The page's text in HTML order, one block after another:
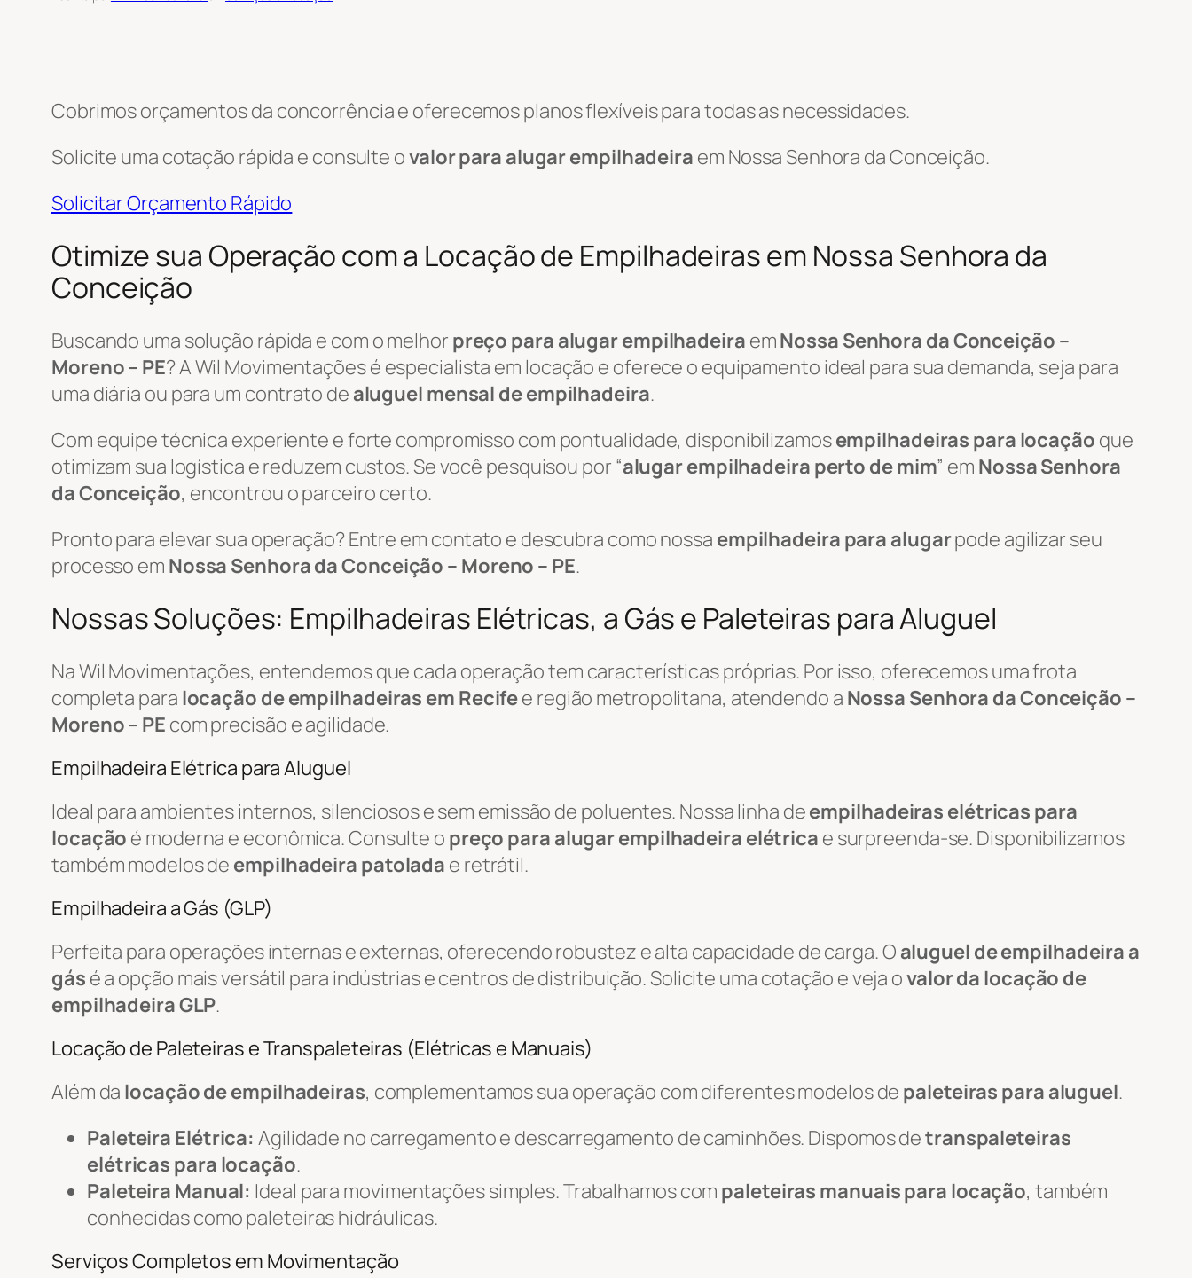
Cobrimos orçamentos da concorrência e oferecemos planos flexíveis para todas as necessidades.
Solicite uma cotação rápida e consulte ovalor para alugar empilhadeira em Nossa Senhora da Conceição.
Solicitar Orçamento Rápido
Otimize sua Operação com a Locação de Empilhadeiras em Nossa Senhora da
Conceição
Buscando uma solução rápida e com o melhor preço para alugar empilhadeira emNossa Senhora da Conceição –
Moreno – PE? A Wil Movimentações é especialista em locação e oferece o equipamento ideal para sua demanda, seja para
uma diária ou para um contrato de aluguel mensal de empilhadeira.
Com equipe técnica experiente e forte compromisso com pontualidade, disponibilizamosempilhadeiras para locação que
otimizam sua logística e reduzem custos. Se você pesquisou por “alugar empilhadeira perto de mim” em Nossa Senhora
da Conceição, encontrou o parceiro certo.
Pronto para elevar sua operação? Entre em contato e descubra como nossa empilhadeira para alugarpode agilizar seu
processo em Nossa Senhora da Conceição – Moreno – PE.
Nossas Soluções: Empilhadeiras Elétricas, a Gás e Paleteiras para Aluguel
Na Wil Movimentações, entendemos que cada operação tem características próprias. Por isso, oferecemos uma frota
completa para locação de empilhadeiras em Recifee região metropolitana, atendendo a Nossa Senhora da Conceição –
Moreno – PE com precisão e agilidade.
Empilhadeira Elétrica para Aluguel
Ideal para ambientes internos, silenciosos e sem emissão de poluentes. Nossa linha deempilhadeiras elétricas para
locação é moderna e econômica. Consulte o preço para alugar empilhadeira elétrica e surpreenda-se. Disponibilizamos
também modelos de empilhadeira patolada e retrátil.
Empilhadeira a Gás (GLP)
Perfeita para operações internas e externas, oferecendo robustez e alta capacidade de carga. O aluguel de empilhadeira a
gás é a opção mais versátil para indústrias e centros de distribuição. Solicite uma cotação e veja ovalor da locação de
empilhadeira GLP.
Locação de Paleteiras e Transpaleteiras (Elétricas e Manuais)
Além da locação de empilhadeiras, complementamos sua operação com diferentes modelos de paleteiras para aluguel.
Paleteira Elétrica: Agilidade no carregamento e descarregamento de caminhões. Dispomos detranspaleteiras
elétricas para locação.
Paleteira Manual: Ideal para movimentações simples. Trabalhamos com paleteiras manuais para locação, também
conhecidas como paleteiras hidráulicas.
Serviços Completos em Movimentação